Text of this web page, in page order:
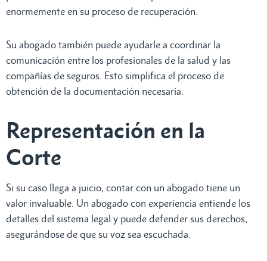
enormemente en su proceso de recuperación.
Su abogado también puede ayudarle a coordinar la
comunicación entre los profesionales de la salud y las
compañías de seguros. Esto simplifica el proceso de
obtención de la documentación necesaria.
Representación en la
Corte
Si su caso llega a juicio, contar con un abogado tiene un
valor invaluable. Un abogado con experiencia entiende los
detalles del sistema legal y puede defender sus derechos,
asegurándose de que su voz sea escuchada.